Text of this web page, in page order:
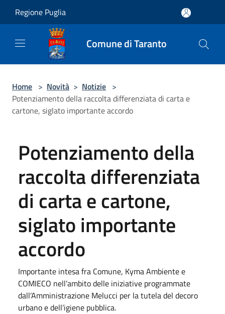
Regione Puglia
Comune di Taranto
Home > Novità > Notizie >
Potenziamento della raccolta differenziata di carta e
cartone, siglato importante accordo
Potenziamento della
raccolta differenziata
di carta e cartone,
siglato importante
accordo
Importante intesa fra Comune, Kyma Ambiente e
COMIECO nell’ambito delle iniziative programmate
dall’Amministrazione Melucci per la tutela del decoro
urbano e dell’igiene pubblica.